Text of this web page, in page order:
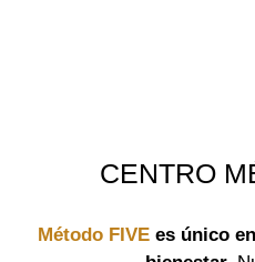
CENTRO
Método FIVE es único